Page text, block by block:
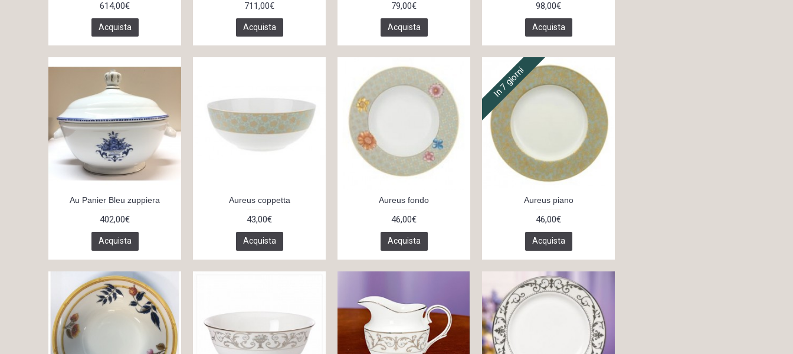
614,00€
Acquista
711,00€
Acquista
79,00€
Acquista
98,00€
Acquista
Au Panier Bleu zuppiera
402,00€
Acquista
Aureus coppetta
43,00€
Acquista
Aureus fondo
46,00€
Acquista
In 7 giorni
Aureus piano
46,00€
Acquista